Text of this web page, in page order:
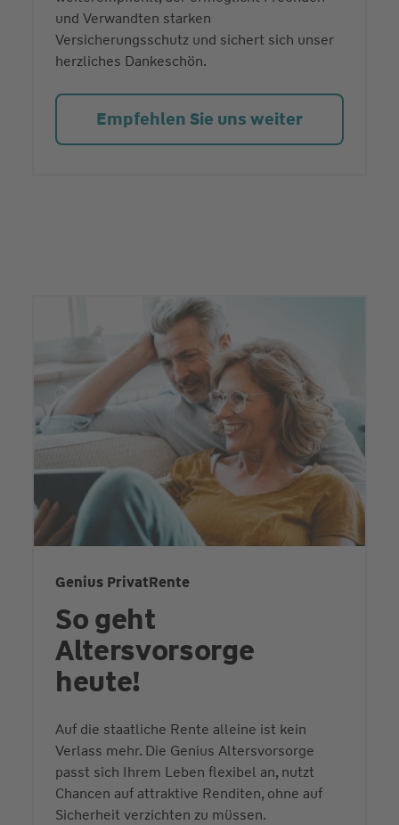
und Verwandten starken
Versicherungsschutz und sichert sich unser
herzliches Dankeschön.
Empfehlen Sie uns weiter
Genius PrivatRente
So geht
Altersvorsorge
heute!
Auf die staatliche Rente alleine ist kein
Verlass mehr. Die Genius Altersvorsorge
passt sich Ihrem Leben flexibel an, nutzt
Chancen auf attraktive Renditen, ohne auf
Sicherheit verzichten zu müssen.